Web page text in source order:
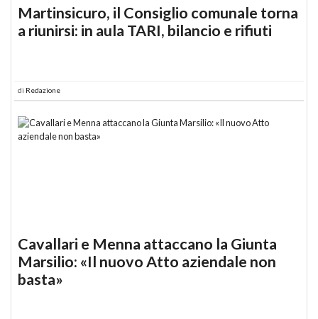
Martinsicuro, il Consiglio comunale torna
a riunirsi: in aula TARI, bilancio e rifiuti
di Redazione
Cavallari e Menna attaccano la Giunta
Marsilio: «Il nuovo Atto aziendale non
basta»